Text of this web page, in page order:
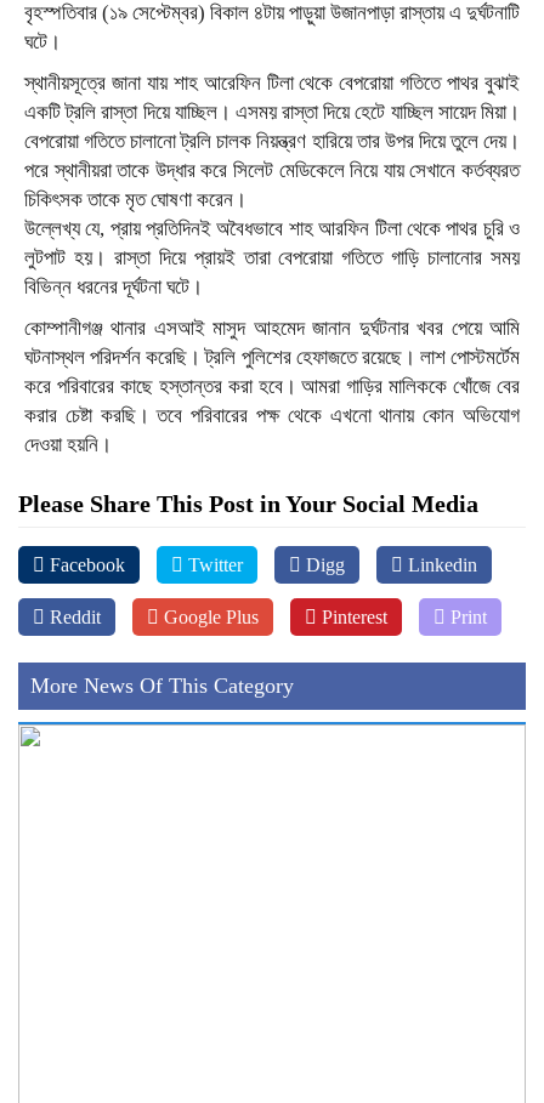
বৃহস্পতিবার (১৯ সেপ্টেম্বর) বিকাল ৪টায় পাড়ুয়া উজানপাড়া রাস্তায় এ দুর্ঘটনাটি
ঘটে।
স্থানীয়সূত্রে জানা যায় শাহ আরেফিন টিলা থেকে বেপরোয়া গতিতে পাথর বুঝাই
একটি ট্রলি রাস্তা দিয়ে যাচ্ছিল। এসময় রাস্তা দিয়ে হেটে যাচ্ছিল সায়েদ মিয়া।
বেপরোয়া গতিতে চালানো ট্রলি চালক নিয়ন্ত্রণ হারিয়ে তার উপর দিয়ে তুলে দেয়।
পরে স্থানীয়রা তাকে উদ্ধার করে সিলেট মেডিকেলে নিয়ে যায় সেখানে কর্তব্যরত
চিকিৎসক তাকে মৃত ঘোষণা করেন।
উল্লেখ্য যে, প্রায় প্রতিদিনই অবৈধভাবে শাহ আরফিন টিলা থেকে পাথর চুরি ও
লুটপাট হয়। রাস্তা দিয়ে প্রায়ই তারা বেপরোয়া গতিতে গাড়ি চালানোর সময়
বিভিন্ন ধরনের দূর্ঘটনা ঘটে।
কোম্পানীগঞ্জ থানার এসআই মাসুদ আহমেদ জানান দুর্ঘটনার খবর পেয়ে আমি
ঘটনাস্থল পরিদর্শন করেছি। ট্রলি পুলিশের হেফাজতে রয়েছে। লাশ পোস্টমর্টেম
করে পরিবারের কাছে হস্তান্তর করা হবে। আমরা গাড়ির মালিককে খোঁজে বের
করার চেষ্টা করছি। তবে পরিবারের পক্ষ থেকে এখনো থানায় কোন অভিযোগ
দেওয়া হয়নি।
Please Share This Post in Your Social Media
Facebook Twitter Digg Linkedin
Reddit Google Plus Pinterest Print
More News Of This Category